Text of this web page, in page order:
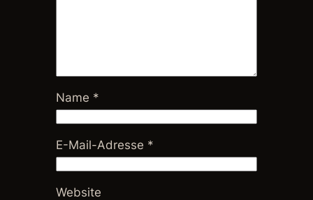
Name *
E-Mail-Adresse *
Website